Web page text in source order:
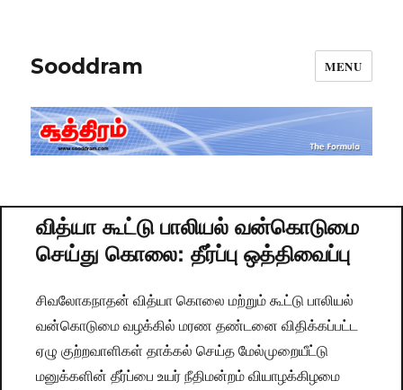
Sooddram MENU
வித்யா கூட்டு பாலியல் வன்கொடுமை
செய்து கொலை: தீர்ப்பு ஒத்திவைப்பு
சிவலோகநாதன் வித்யா கொலை மற்றும் கூட்டு பாலியல்
வன்கொடுமை வழக்கில் மரண தண்டனை விதிக்கப்பட்ட
ஏழு குற்றவாளிகள் தாக்கல் செய்த மேல்முறையீட்டு
மனுக்களின் தீர்ப்பை உயர் நீதிமன்றம் வியாழக்கிழமை